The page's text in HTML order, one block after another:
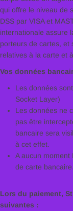
qui offre le niveau de
DSS par VISA et
internationale assure
porteurs de cartes, et
relatives à la carte et
Vos données
Les données
Socket Layer)
Les données ne
pas être
bancaire sera
à cet effet.
A aucun moment
de carte bancaire.
Lors du paiement,
suivantes :